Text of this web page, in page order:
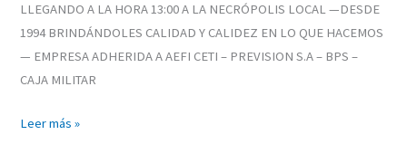
LLEGANDO A LA HORA 13:00 A LA NECRÓPOLIS LOCAL —DESDE
1994 BRINDÁNDOLES CALIDAD Y CALIDEZ EN LO QUE HACEMOS
— EMPRESA ADHERIDA A AEFI CETI – PREVISION S.A – BPS –
CAJA MILITAR
Leer más »